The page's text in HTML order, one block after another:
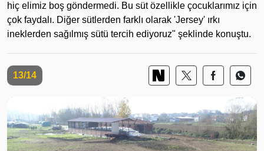
hiç elimiz boş göndermedi. Bu süt özellikle çocuklarımız için
çok faydalı. Diğer sütlerden farklı olarak 'Jersey' ırkı
ineklerden sağılmış sütü tercih ediyoruz" şeklinde konuştu.
13/14